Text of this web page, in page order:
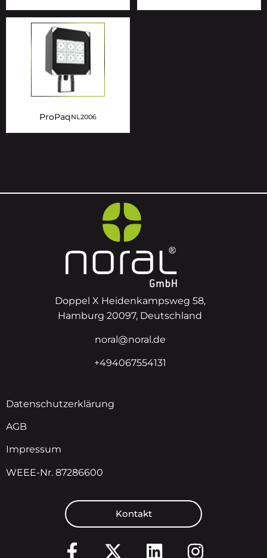
ProPaqNL2006
Doppel X Heidenkampsweg 58,
Hamburg 20097, Deutschland
noral@noral.de
+494067554131
Datenschutzerklärung
AGB
Impressum
WEEE-Nr. 87286600
Kontakt